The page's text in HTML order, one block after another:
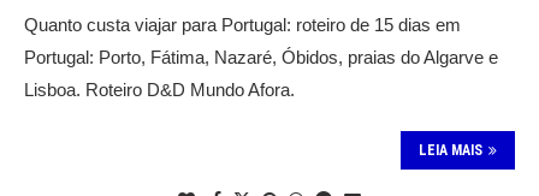
Quanto custa viajar para Portugal: roteiro de 15 dias em
Portugal: Porto, Fátima, Nazaré, Óbidos, praias do Algarve e
Lisboa. Roteiro D&D Mundo Afora.
LEIA MAIS